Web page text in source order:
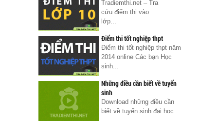
Tradiemthi.net – Tra
cứu điểm thi vào
lớp...
Điểm thi tốt nghiệp thpt
Điểm thi tốt nghiệp thpt năm
2014 online Các bạn Học
sinh...
Những điều cần biết về tuyển
sinh
Download những điều cần
biết về tuyển sinh đại học...